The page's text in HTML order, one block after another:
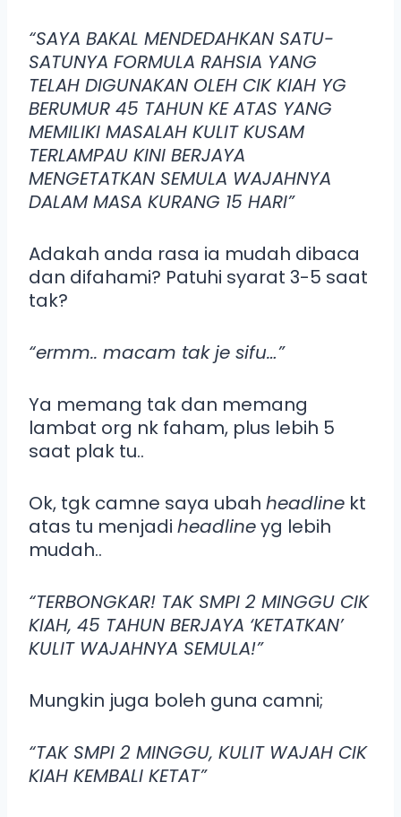
“SAYA BAKAL MENDEDAHKAN SATU-
SATUNYA FORMULA RAHSIA YANG
TELAH DIGUNAKAN OLEH CIK KIAH YG
BERUMUR 45 TAHUN KE ATAS YANG
MEMILIKI MASALAH KULIT KUSAM
TERLAMPAU KINI BERJAYA
MENGETATKAN SEMULA WAJAHNYA
DALAM MASA KURANG 15 HARI”
Adakah anda rasa ia mudah dibaca
dan difahami? Patuhi syarat 3-5 saat
tak?
“ermm.. macam tak je sifu…”
Ya memang tak dan memang
lambat org nk faham, plus lebih 5
saat plak tu..
Ok, tgk camne saya ubah headline kt
atas tu menjadi headlineyg lebih
mudah..
“TERBONGKAR! TAK SMPI 2 MINGGU CIK
KIAH, 45 TAHUN BERJAYA ‘KETATKAN’
KULIT WAJAHNYA SEMULA!”
Mungkin juga boleh guna camni;
“TAK SMPI 2 MINGGU, KULIT WAJAH CIK
KIAH KEMBALI KETAT”